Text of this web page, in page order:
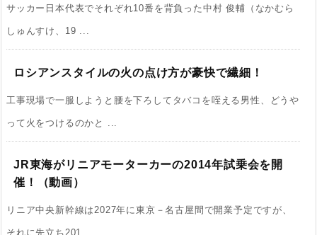
サッカー日本代表でそれぞれ10番を背負った中村 俊輔（なかむら
しゅんすけ、19 ...
ロシアンスタイルの火の点け方が豪快で繊細！
工事現場で一服しようと腰を下ろしてタバコを咥える男性、どうや
って火をつけるのかと ...
JR東海がリニアモーターカーの2014年試乗会を開
催！（動画）
リニア中央新幹線は2027年に東京－名古屋間で開業予定ですが、
それに先立ち201 ...